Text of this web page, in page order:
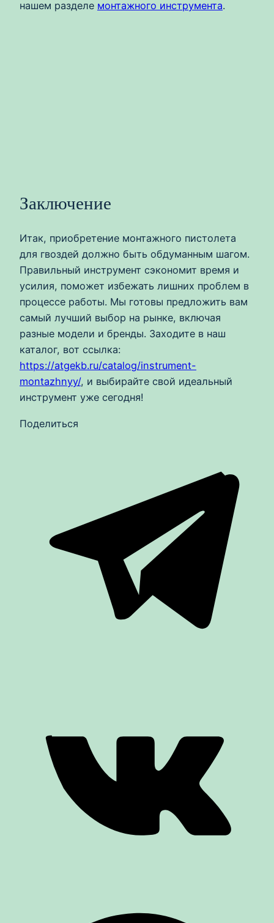
нашем разделе монтажного инструмента.
Заключение
Итак, приобретение монтажного пистолета
для гвоздей должно быть обдуманным шагом.
Правильный инструмент сэкономит время и
усилия, поможет избежать лишних проблем в
процессе работы. Мы готовы предложить вам
самый лучший выбор на рынке, включая
разные модели и бренды. Заходите в наш
каталог, вот ссылка:
https://atgekb.ru/catalog/instrument-
montazhnyy/, и выбирайте свой идеальный
инструмент уже сегодня!
Поделиться